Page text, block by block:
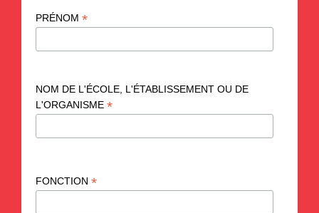
PRÉNOM *
NOM DE L'ÉCOLE, L'ÉTABLISSEMENT OU DE
L'ORGANISME *
FONCTION *